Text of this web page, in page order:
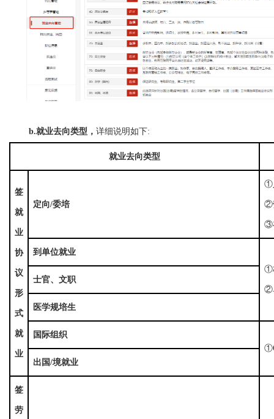
b.就业去向类型， 详细说明如下:
就业去向类型
签
就
业
协
议
形
式
就
业
定向/委培
①
②
③
到单位就业
①
②
士官、文职
医学规培生
国际组织
出国/境就业
签
劳